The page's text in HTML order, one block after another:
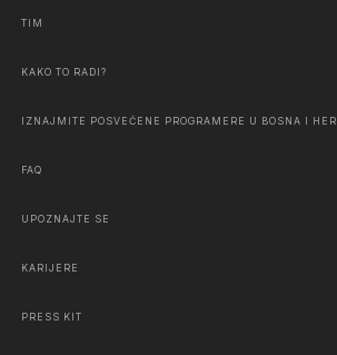
TIM
KAKO TO RADI?
IZNAJMITE POSVEĆENE PROGRAMERE U BOSNA I
FAQ
UPOZNAJTE SE
KARIJERE
PRESS KIT